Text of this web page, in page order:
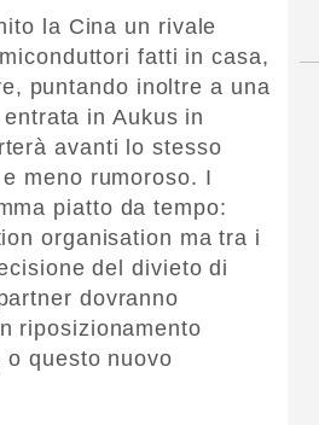
la Cina un rivale
fatti in casa,
puntando inoltre a una
in Aukus in
avanti lo stesso
meno rumoroso. I
piatto da tempo:
organisation ma tra i
del divieto di
dovranno
riposizionamento
questo nuovo